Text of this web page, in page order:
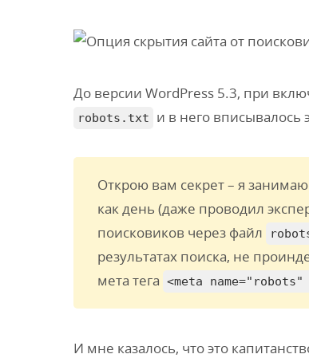
До версии WordPress 5.3, при
robots.txt и в него вписывалось
Открою вам секрет – я
как день (даже проводил
поисковиков через файл
результатах поиска, не
мета тега <meta
И мне казалось, что это